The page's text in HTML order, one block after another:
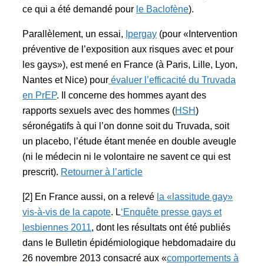
ce qui a été demandé pour le Baclofène).
Parallèlement, un essai, Ipergay (pour «Intervention
préventive de l’exposition aux risques avec et pour
les gays»), est mené en France (à Paris, Lille, Lyon,
Nantes et Nice) pour évaluer l’efficacité du Truvada
en PrEP. Il concerne des hommes ayant des
rapports sexuels avec des hommes (HSH)
séronégatifs à qui l’on donne soit du Truvada, soit
un placebo, l’étude étant menée en double aveugle
(ni le médecin ni le volontaire ne savent ce qui est
prescrit). Retourner à l’article
[2] En France aussi, on a relevé la «lassitude gay»
vis-à-vis de la capote. L‘Enquête presse gays et
lesbiennes 2011, dont les résultats ont été publiés
dans le Bulletin épidémiologique hebdomadaire du
26 novembre 2013 consacré aux «comportements à